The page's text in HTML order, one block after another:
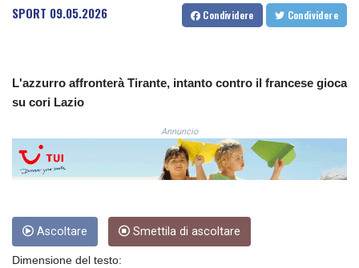
COP
CUP 30.620975
DJF 205.35721
DKK 7.475388
DOP 67.30804
ERN 17.332627
ETB 184.823403
SPORT 09.05.2026 Condividere Condividere
L'azzurro affronterà Tirante, intanto contro il francese gioca
su cori Lazio
Annuncio
Ascoltare Smettila di ascoltare
Dimensione del testo: